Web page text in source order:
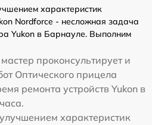
характеристик
Nordforce - несложная задача
Yukon в Барнауле. Выполним
проконсультирует и
Оптического прицела
ремонта устройств Yukon в
характеристик